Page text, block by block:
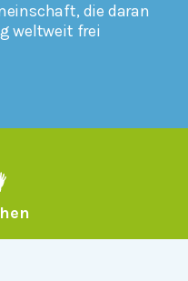
die daran
weltweit frei